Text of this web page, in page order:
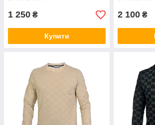
1 250 ₴
Купити
2 100 ₴